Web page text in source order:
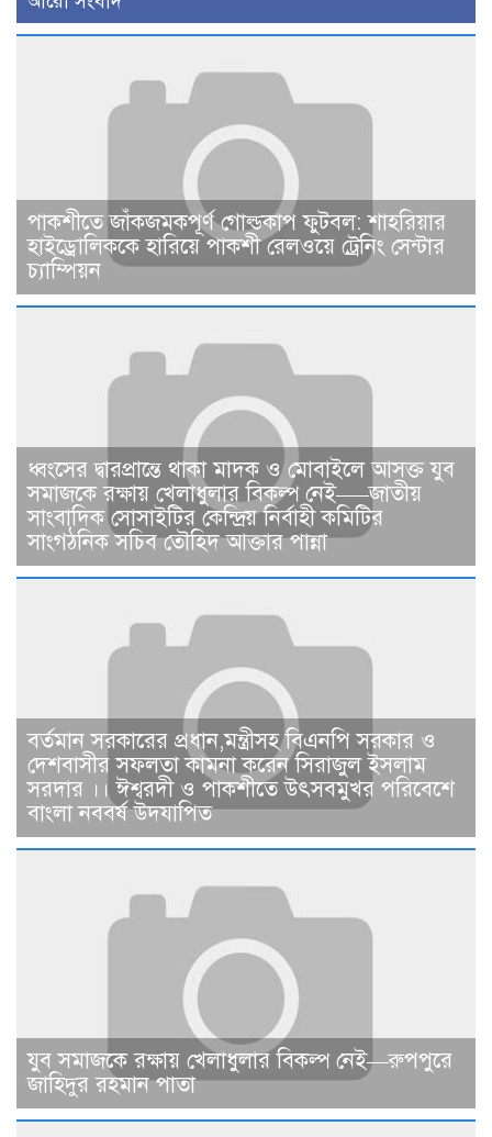
পাকশীতে জাঁকজমকপূর্ণ গোল্ডকাপ ফুটবল: শাহরিয়ার
হাইড্রোলিককে হারিয়ে পাকশী রেলওয়ে ট্রেনিং সেন্টার
চ্যাম্পিয়ন
ধ্বংসের দ্বারপ্রান্তে থাকা মাদক ও মোবাইলে আসক্ত যুব
সমাজকে রক্ষায় খেলাধুলার বিকল্প নেই—–জাতীয়
সাংবাদিক সোসাইটির কেন্দ্রিয় নির্বাহী কমিটির
সাংগঠনিক সচিব তৌহিদ আক্তার পান্না
বর্তমান সরকারের প্রধান,মন্ত্রীসহ বিএনপি সরকার ও
দেশবাসীর সফলতা কামনা করেন সিরাজুল ইসলাম
সরদার ।। ঈশ্বরদী ও পাকশীতে উৎসবমুখর পরিবেশে
বাংলা নববর্ষ উদযাপিত
যুব সমাজকে রক্ষায় খেলাধুলার বিকল্প নেই—রুপপুরে
জাহিদুর রহমান পাতা